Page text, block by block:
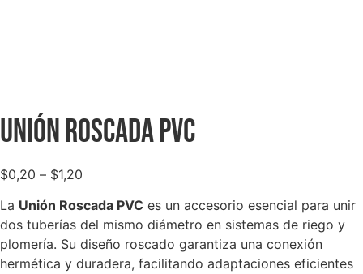
Unión Roscada PVC
$0,20 – $1,20
La Unión Roscada PVC es un accesorio esencial para unir
dos tuberías del mismo diámetro en sistemas de riego y
plomería. Su diseño roscado garantiza una conexión
hermética y duradera, facilitando adaptaciones eficientes